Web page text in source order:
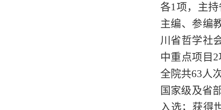
各1项，主
主编、参编
川省哲学社
中重点项目
全院共63人
国家级及省
入选；获得